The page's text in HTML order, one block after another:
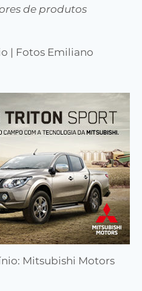
de produtos
| Fotos Emiliano
Mitsubishi Motors